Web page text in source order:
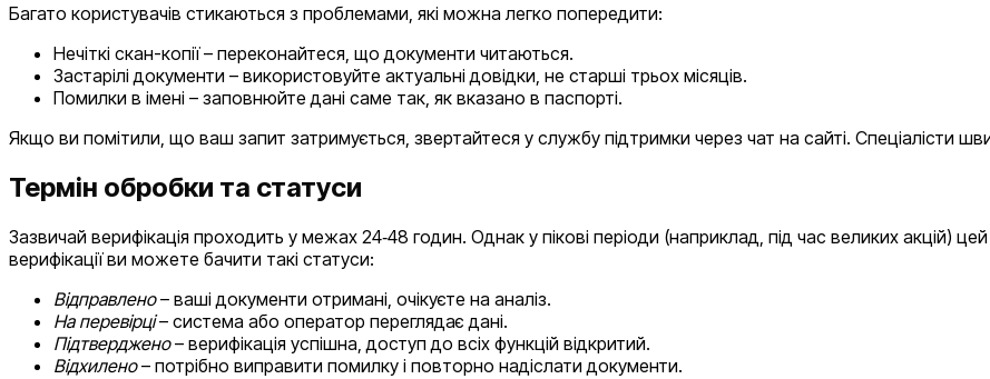
Багато користувачів стикаються з проблемами, які можна легко попередити:
Нечіткі скан-копії – переконайтеся, що документи читаються.
Застарілі документи – використовуйте актуальні довідки, не старші трьох місяців.
Помилки в імені – заповнюйте дані саме так, як вказано в паспорті.
Якщо ви помітили, що ваш запит затримується, звертайтеся у службу підтримки через чат на сайті. Спеціалісти
Термін обробки та статуси
Зазвичай верифікація проходить у межах 24‑48 годин. Однак у пікові періоди (наприклад, під час великих акцій)
верифікації ви можете бачити такі статуси:
Відправлено– ваші документи отримані, очікуєте на аналіз.
На перевірці– система або оператор переглядає дані.
Підтверджено– верифікація успішна, доступ до всіх функцій відкритий.
Відхилено– потрібно виправити помилку і повторно надіслати документи.